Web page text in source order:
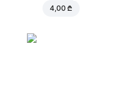
4,00 ₾